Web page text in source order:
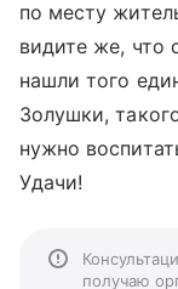
по месту
видите же, что
нашли того
Золушки,
нужно
Удачи!
получаю